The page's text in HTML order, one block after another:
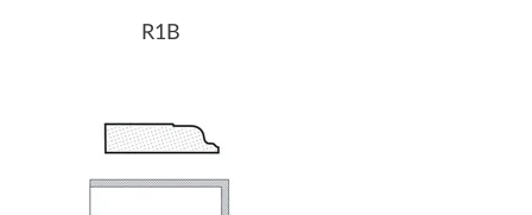
R1B